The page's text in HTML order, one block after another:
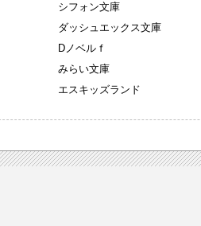
シフォン文庫
ダッシュエックス文庫
Dノベルｆ
みらい文庫
エスキッズランド